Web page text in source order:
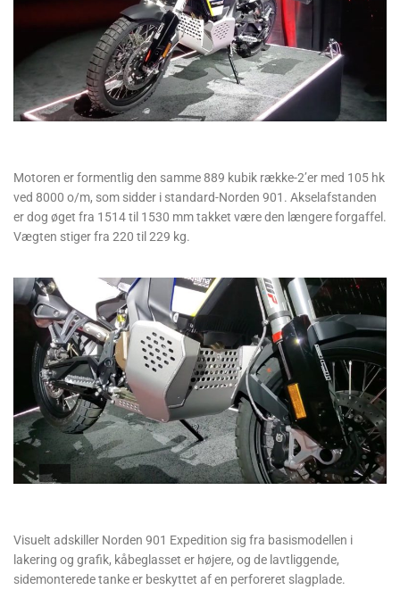
Motoren er formentlig den samme 889 kubik række-2’er med 105 hk
ved 8000 o/m, som sidder i standard-Norden 901. Akselafstanden
er dog øget fra 1514 til 1530 mm takket være den længere forgaffel.
Vægten stiger fra 220 til 229 kg.
Visuelt adskiller Norden 901 Expedition sig fra basismodellen i
lakering og grafik, kåbeglasset er højere, og de lavtliggende,
sidemonterede tanke er beskyttet af en perforeret slagplade.